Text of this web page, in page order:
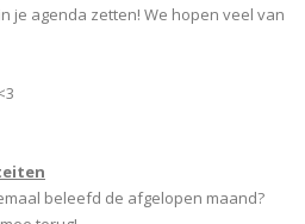
je agenda zetten! We hopen veel van
beleefd de afgelopen maand?